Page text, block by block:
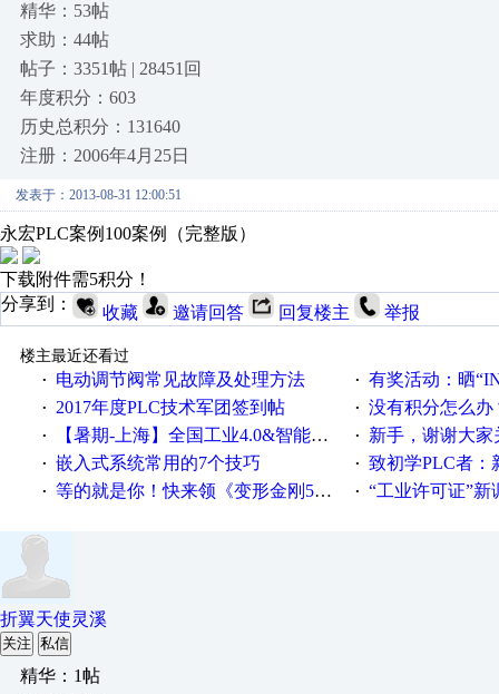
精华：53帖
求助：44帖
帖子：3351帖 | 28451回
年度积分：603
历史总积分：131640
注册：2006年4月25日
发表于：2013-08-31 12:00:51
永宏PLC案例100案例（完整版）
下载附件需5积分！
分享到：
收藏 邀请回答 回复楼主 举报
楼主最近还看过
·
电动调节阀常见故障及处理方法 · 有奖活动：晒
· 2017年度PLC技术军团签到帖 · 没有积分怎么办
· 【暑期-上海】全国工业4.0&智能制造高级培训班通知！ · 新手，谢谢大
· 嵌入式系统常用的7个技巧 · 致初学PLC者：新人
· 等的就是你！快来领《变形金刚5》观影券 · “工业许可证”新调整：水文仪
折翼天使灵溪
关注 私信
精华：1帖